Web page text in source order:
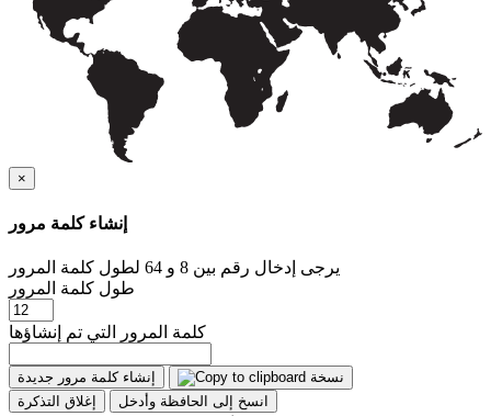
×
إنشاء كلمة مرور
يرجى إدخال رقم بين 8 و 64 لطول كلمة المرور
طول كلمة المرور
كلمة المرور التي تم إنشاؤها
إنشاء كلمة مرور جديدة
نسخة
إغلاق التذكرة
انسخ إلى الحافظة وأدخل